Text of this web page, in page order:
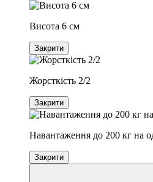
Висота 6 см
Закрити
Жорсткість 2/2
Закрити
Навантаження до 200 кг на
Закрити